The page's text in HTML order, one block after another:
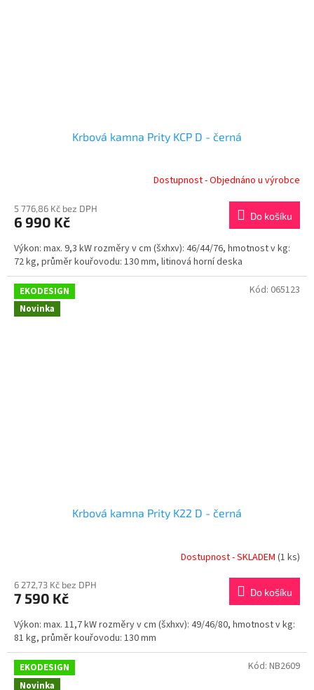
Krbová kamna Prity KCP D - černá
Dostupnost - Objednáno u výrobce
5 776,86 Kč bez DPH
6 990 Kč Do košíku
Výkon: max. 9,3 kW rozměry v cm (šxhxv): 46/44/76, hmotnost v kg:
72 kg, průměr kouřovodu: 130 mm, litinová horní deska
EKODESIGN
Novinka
Krbová kamna Prity K22 D - černá
Dostupnost - SKLADEM (1 ks)
6 272,73 Kč bez DPH
7 590 Kč Do košíku
Výkon: max. 11,7 kW rozměry v cm (šxhxv): 49/46/80, hmotnost v kg:
81 kg, průměr kouřovodu: 130 mm
Kód: 065123
EKODESIGN
Novinka
Kód: NB2609